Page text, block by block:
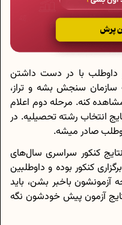
داوطلب با در دست داشتن
سنجش بشه و تراز،
کنه. مرحله دوم اعلام
انتخاب رشته تحصیلیه. در
صادر میشه.
کنکور سراسری سال‌های
کنکور بوده و داوطلبین
آزمونشون باخبر بشن، باید
آزمون پیش خودشون نگه